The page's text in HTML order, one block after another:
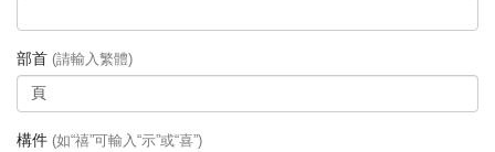
部首 (請輸入繁體)
構件 (如“禧”可輸入“示”或“喜”)